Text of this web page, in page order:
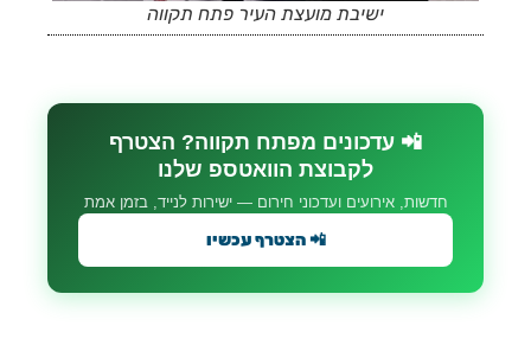
ישיבת מועצת העיר פתח תקווה
📲 עדכונים מפתח תקווה? הצטרף
לקבוצת הוואטספ שלנו
חדשות, אירועים ועדכוני חירום — ישירות לנייד, בזמן אמת
📲 הצטרף עכשיו